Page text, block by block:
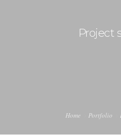
Project
Home Portfolio